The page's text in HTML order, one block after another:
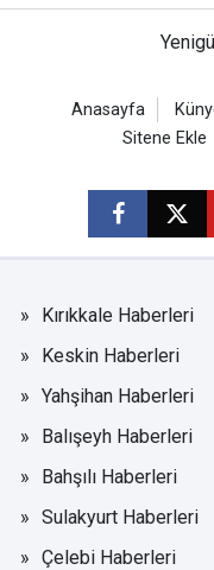
Anasayfa
Sitene Ekle
Kırıkkale Haberleri
Keskin Haberleri
Yahşihan Haberleri
Balışeyh Haberleri
Bahşılı Haberleri
Sulakyurt Haberleri
Çelebi Haberleri